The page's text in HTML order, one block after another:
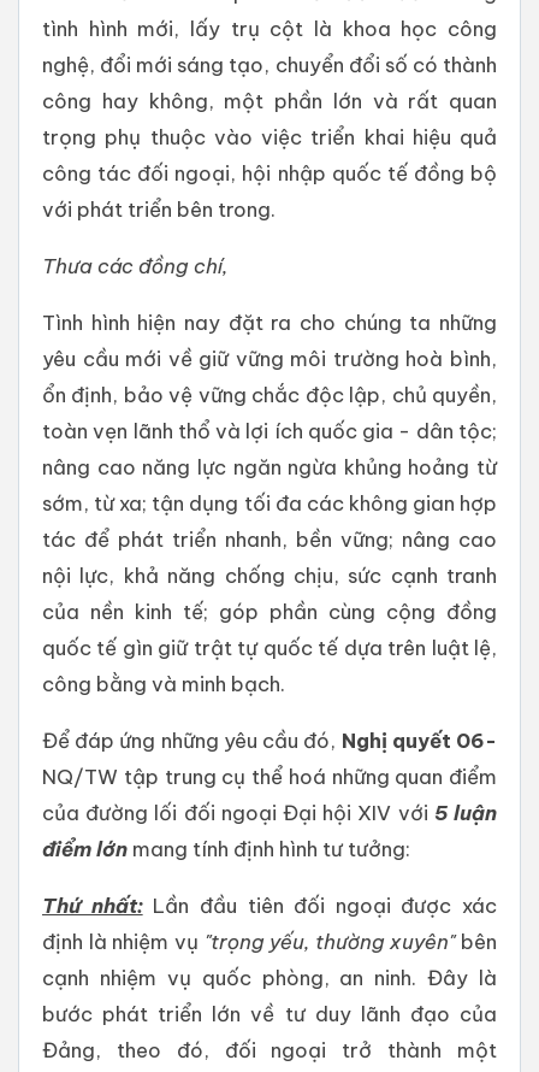
tình hình mới, lấy trụ cột là khoa học công
nghệ, đổi mới sáng tạo, chuyển đổi số có thành
công hay không, một phần lớn và rất quan
trọng phụ thuộc vào việc triển khai hiệu quả
công tác đối ngoại, hội nhập quốc tế đồng bộ
với phát triển bên trong.
Thưa các đồng chí,
Tình hình hiện nay đặt ra cho chúng ta những
yêu cầu mới về giữ vững môi trường hoà bình,
ổn định, bảo vệ vững chắc độc lập, chủ quyền,
toàn vẹn lãnh thổ và lợi ích quốc gia - dân tộc;
nâng cao năng lực ngăn ngừa khủng hoảng từ
sớm, từ xa; tận dụng tối đa các không gian hợp
tác để phát triển nhanh, bền vững; nâng cao
nội lực, khả năng chống chịu, sức cạnh tranh
của nền kinh tế; góp phần cùng cộng đồng
quốc tế gìn giữ trật tự quốc tế dựa trên luật lệ,
công bằng và minh bạch.
Để đáp ứng những yêu cầu đó, Nghị quyết 06-
NQ/TW tập trung cụ thể hoá những quan điểm
của đường lối đối ngoại Đại hội XIV với 5 luận
điểm lớn mang tính định hình tư tưởng:
Thứ nhất:Lần đầu tiên đối ngoại được xác
định là nhiệm vụ "trọng yếu, thường xuyên"bên
cạnh nhiệm vụ quốc phòng, an ninh. Đây là
bước phát triển lớn về tư duy lãnh đạo của
Đảng, theo đó, đối ngoại trở thành một